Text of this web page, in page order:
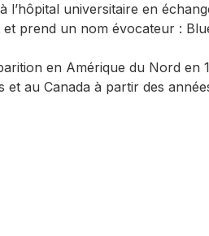
universitaire en
prend un nom évocateur :
en Amérique du Nord en
au Canada à partir des